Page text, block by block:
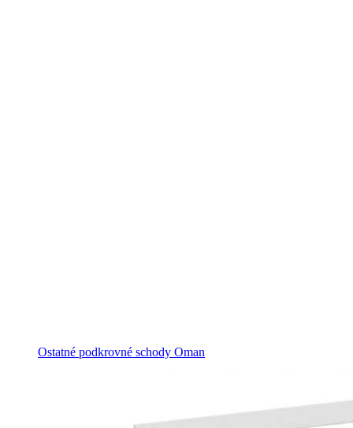
Ostatné podkrovné schody Oman